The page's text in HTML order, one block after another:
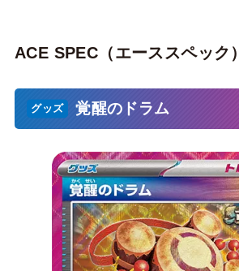
ACE SPEC（エーススペック）
覚醒のドラム